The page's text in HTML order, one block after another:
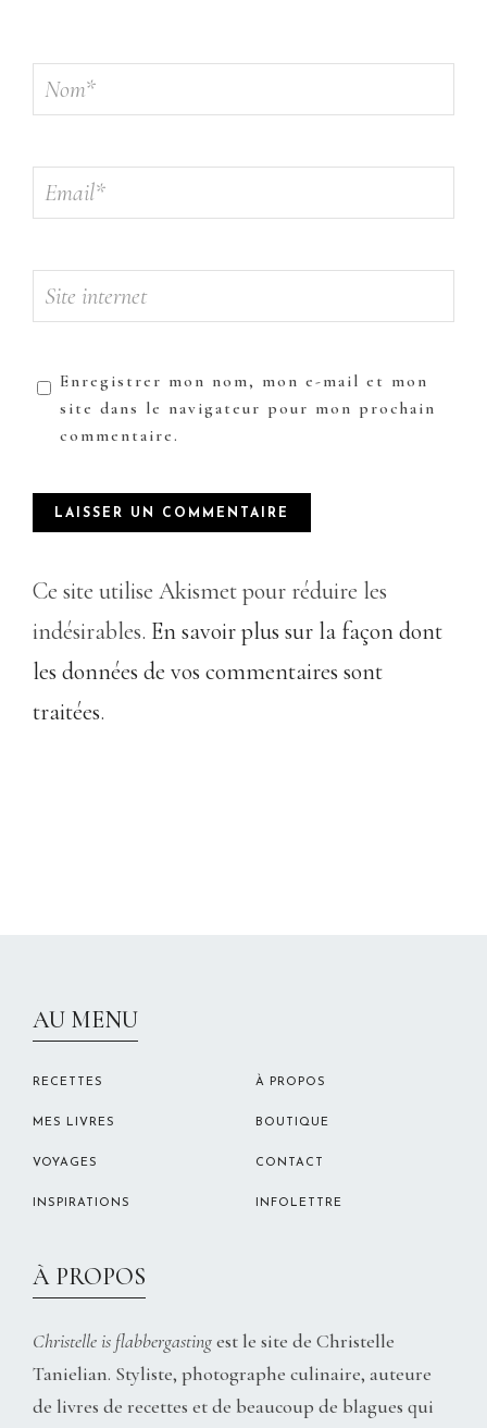
Enregistrer mon nom, mon e-mail et mon
site dans le navigateur pour mon prochain
commentaire.
Ce site utilise Akismet pour réduire les
indésirables. En savoir plus sur la façon dont
les données de vos commentaires sont
traitées.
AU MENU
RECETTES
MES LIVRES
VOYAGES
INSPIRATIONS
À PROPOS
BOUTIQUE
CONTACT
INFOLETTRE
À PROPOS
Christelle is flabbergastingest le site de Christelle
Tanielian. Styliste, photographe culinaire, auteure
de livres de recettes et de beaucoup de blagues qui